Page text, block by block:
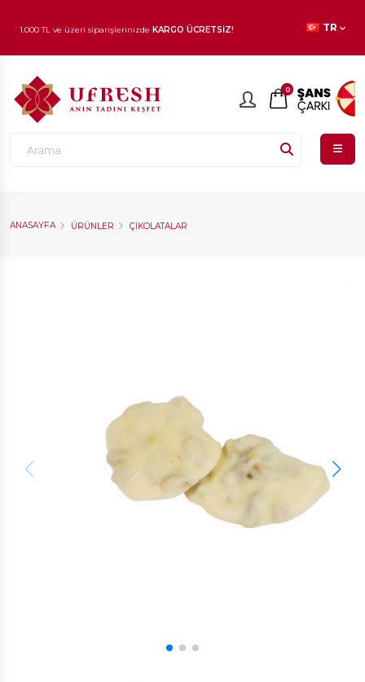
1.000 TL ve üzeri siparişlerinizde KARGO ÜCRETSİZ!
En beğenilen ürünlerdeİNDİRİMfırsatı!
TR
0
ANASAYFA ÜRÜNLER ÇIKOLATALAR